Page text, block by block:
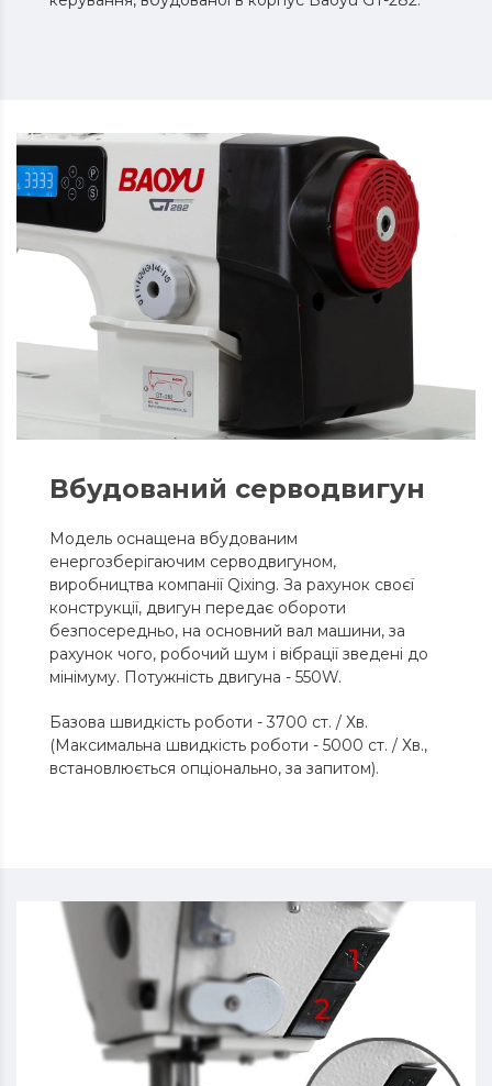
Вбудований серводвигун
Модель оснащена вбудованим
енергозберігаючим серводвигуном,
виробництва компанії Qixing. За рахунок своєї
конструкції, двигун передає обороти
безпосередньо, на основний вал машини, за
рахунок чого, робочий шум і вібрації зведені до
мінімуму. Потужність двигуна - 550W.
Базова швидкість роботи - 3700 ст. / Хв.
(Максимальна швидкість роботи - 5000 ст. / Хв.,
встановлюється опціонально, за запитом).